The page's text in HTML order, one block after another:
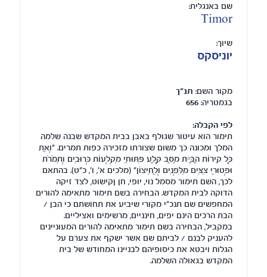
שם באנגלית:
Timor
שיוך:
יוניסקס
מקור השם: תנ"ך
בגמטריה: 656
לפי הקבלה:
תימור הוא עיטור שגולף באבן בבית המקדש שבנה שלמה
המלך ומכונה כך משום שצורתו מזכירה כפות תמרים. "וְאֵת
כָּל קִירוֹת הַבַּיִת מֵסַב קָלַע פִּתּוּחֵי מִקְלְעוֹת כְּרוּבִים וְתִמֹרֹת
וּפְטוּרֵי צִצִּים מִלִּפְנִים וְלַחִיצוֹן" (מלכים א', ו', כ"ט). בהתאם
לכך, השם תימור מסמל נוי, יופי, חן ןקישוט, לצד זיקה
הדוקה לבית המקדש. הבחירה בשם תימור מתאימה להורים
המחפשים שם תנכ"י מקורי שיביע את תחושתם כי הבן /
הבת הרכים הינם יפים, חינניים, מרשימים ואציליים.
במקביל, הבחירה בשם תימור מתאימה להורים המעוניינים
להעניק לבנם / לביתם שם אשר ישקף את צערם על
הגלות ויבטא את כיסופיהם לבניינו המחודש של בית
המקדש בגאולה השלמה.